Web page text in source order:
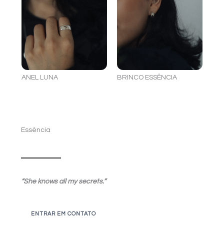
ANEL LUNA BRINCO ESSÊNCIA
Essência
“She knows all my secrets.”
ENTRAR EM CONTATO